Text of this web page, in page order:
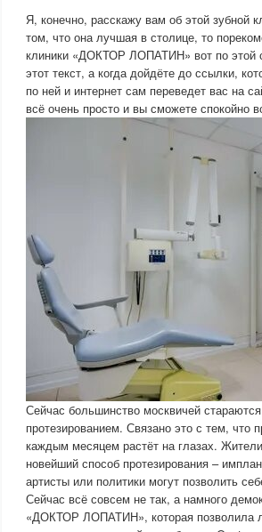
Я, конечно, расскажу вам об этой зубной
том, что она лучшая в столице, то
клиники «ДОКТОР ЛОПАТИН» вот по этой
этот текст, а когда дойдёте до ссылки,
по ней и интернет сам переведет вас на
всё очень просто и вы сможете спокойно
Сейчас большинство москвичей
протезированием. Связано это с тем, что
каждым месяцем растёт на глазах.
новейший способ протезирования –
артисты или политики могут позволить
Сейчас всё совсем не так, а намного
«ДОКТОР ЛОПАТИН», которая позволила